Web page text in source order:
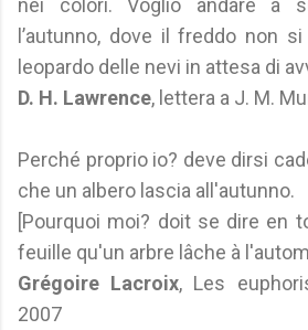
nei colori. Voglio andare a
l’autunno, dove il freddo non
leopardo delle nevi in attesa di
D. H. Lawrence, lettera a J. M.
Perché proprio io? deve dirsi
che un albero lascia all'autunno.
[Pourquoi moi? doit se dire en
feuille qu'un arbre lâche à
Grégoire Lacroix, Les
2007